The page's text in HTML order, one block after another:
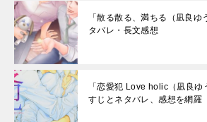
「散る散る、満ちる（凪良
タバレ・長文感想
「恋愛犯 Love holic（凪良ゆ
すじとネタバレ、感想を網羅